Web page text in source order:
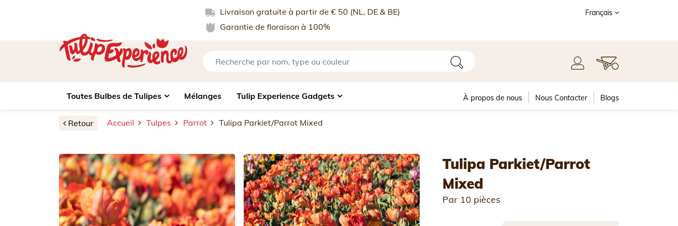
Livraison gratuite à partir de € 50 (NL, DE & BE)
Garantie de floraison à 100%
Français
Toutes Bulbes de Tulipes Mélanges Tulip Experience Gadgets À propos de nous Nous Contacter Blogs
Retour Accueil Tulpes Parrot Tulipa Parkiet/Parrot Mixed
Tulipa Parkiet/Parrot
Mixed
Par 10 pièces